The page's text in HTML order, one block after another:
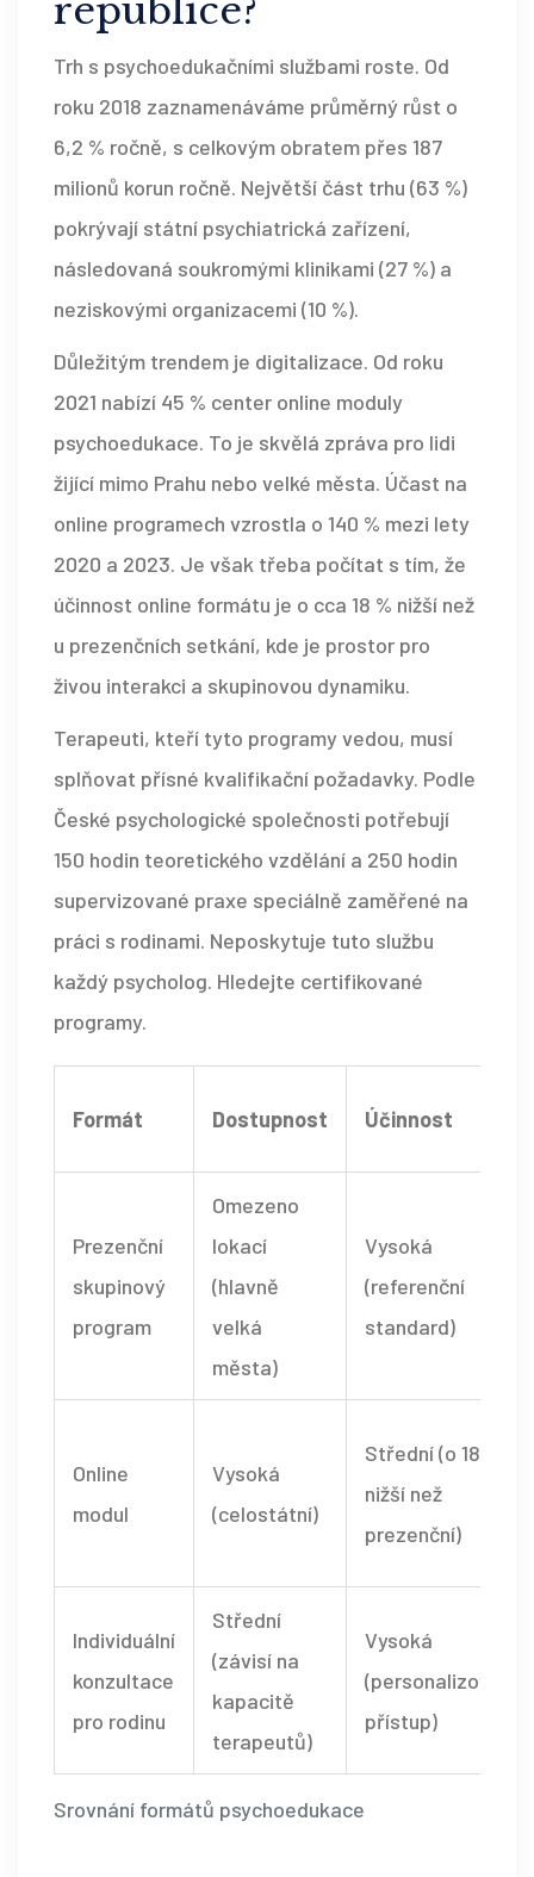
republice?
Trh s psychoedukačními službami roste. Od
roku 2018 zaznamenáváme průměrný růst o
6,2 % ročně, s celkovým obratem přes 187
milionů korun ročně. Největší část trhu (63 %)
pokrývají státní psychiatrická zařízení,
následovaná soukromými klinikami (27 %) a
neziskovými organizacemi (10 %).
Důležitým trendem je digitalizace. Od roku
2021 nabízí 45 % center online moduly
psychoedukace. To je skvělá zpráva pro lidi
žijící mimo Prahu nebo velké města. Účast na
online programech vzrostla o 140 % mezi lety
2020 a 2023. Je však třeba počítat s tím, že
účinnost online formátu je o cca 18 % nižší než
u prezenčních setkání, kde je prostor pro
živou interakci a skupinovou dynamiku.
Terapeuti, kteří tyto programy vedou, musí
splňovat přísné kvalifikační požadavky. Podle
České psychologické společnosti potřebují
150 hodin teoretického vzdělání a 250 hodin
supervizované praxe speciálně zaměřené na
práci s rodinami. Neposkytuje tuto službu
každý psycholog. Hledejte certifikované
programy.
Srovnání formátů psychoedukace
Formát Dostupnost Účinnost
Prezenční
skupinový
program
Omezeno
lokací
(hlavně
velká
města)
Vysoká
(referenční
standard)
Online
modul
Vysoká
(celostátní)
Střední (o 18 %
nižší než
prezenční)
Individuální
konzultace
pro rodinu
Střední
(závisí na
kapacitě
terapeutů)
Vysoká
(personalizovaný
přístup)